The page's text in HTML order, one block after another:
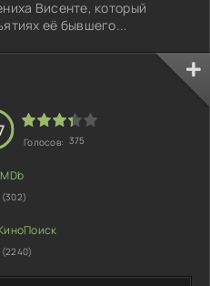
Висенте, который
её бывшего...
Голосов: 375
(302)
(2240)